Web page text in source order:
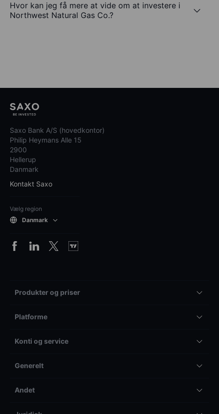
Hvor kan jeg få mere at vide om at investere i
Northwest Natural Gas Co.?
Saxo Bank A/S (hovedkontor)
Philip Heymans Alle 15
2900
Hellerup
Danmark
Kontakt Saxo
Vælg region
Danmark
Produkter og priser
Platforme
Konti og service
Generelt
Andet